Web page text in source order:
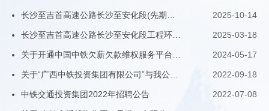
长沙至吉首高速公路长沙至安化段(先期工程)环境影响报告书(征求意见稿)公示 2025-10-14
长沙至吉首高速公路长沙至安化段工程环境影响评价第一次信息公示 2025-03-18
关于开通中国中铁欠薪欠款维权服务平台的公示 2024-05-17
关于“广西中铁投资集团有限公司”与我公司无任何关联关系的声明 2022-09-18
中铁交通投资集团2022年招聘公告 2022-07-08